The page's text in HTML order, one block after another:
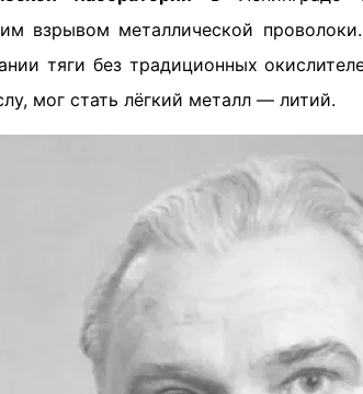
взрывом металлической
тяги без традиционных
мог стать лёгкий металл — литий.